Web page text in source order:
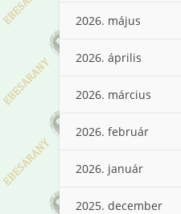
2026. május
2026. április
2026. március
2026. február
2026. január
2025. december